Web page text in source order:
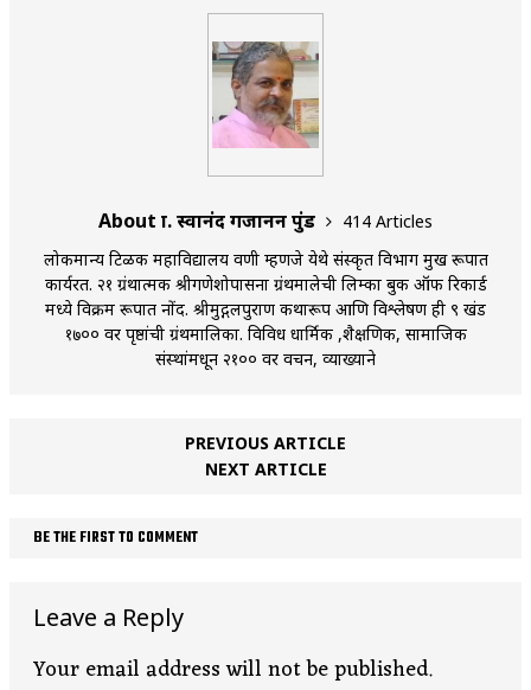
About प्रा. स्वानंद गजानन पुंड
414 Articles
लोकमान्य टिळक महाविद्यालय वणी म्हणजे येथे संस्कृत विभाग प्रमुख रूपात
कार्यरत. २१ ग्रंथात्मक श्रीगणेशोपासना ग्रंथमालेची लिम्का बुक ऑफ रिकार्ड
मध्ये विक्रम रूपात नोंद. श्रीमुद्गलपुराण कथारूप आणि विश्लेषण ही ९ खंड
१७०० वर पृष्ठांची ग्रंथमालिका. विविध धार्मिक ,शैक्षणिक, सामाजिक
संस्थांमधून २१०० वर प्रवचन, व्याख्याने
PREVIOUS ARTICLE
NEXT ARTICLE
BE THE FIRST TO COMMENT
Leave a Reply
Your email address will not be published.